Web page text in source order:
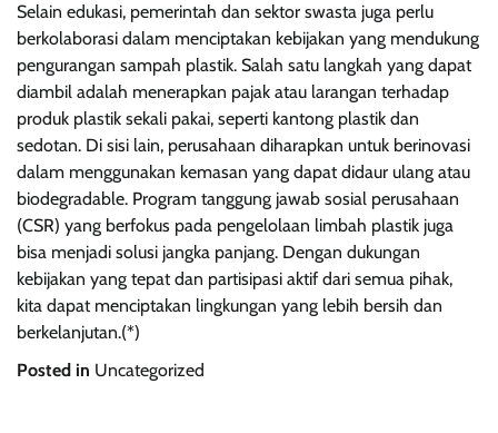
Selain edukasi, pemerintah dan sektor swasta juga perlu
berkolaborasi dalam menciptakan kebijakan yang mendukung
pengurangan sampah plastik. Salah satu langkah yang dapat
diambil adalah menerapkan pajak atau larangan terhadap
produk plastik sekali pakai, seperti kantong plastik dan
sedotan. Di sisi lain, perusahaan diharapkan untuk berinovasi
dalam menggunakan kemasan yang dapat didaur ulang atau
biodegradable. Program tanggung jawab sosial perusahaan
(CSR) yang berfokus pada pengelolaan limbah plastik juga
bisa menjadi solusi jangka panjang. Dengan dukungan
kebijakan yang tepat dan partisipasi aktif dari semua pihak,
kita dapat menciptakan lingkungan yang lebih bersih dan
berkelanjutan.(*)
Posted in Uncategorized